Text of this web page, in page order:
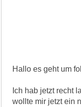
Hallo es geht um
Ich hab jetzt recht
wollte mir jetzt ein